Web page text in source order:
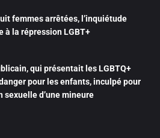
femmes arrêtées, l’inquiétude
à la répression LGBT+
qui présentait les LGBTQ+
pour les enfants, inculpé pour
d’une mineure